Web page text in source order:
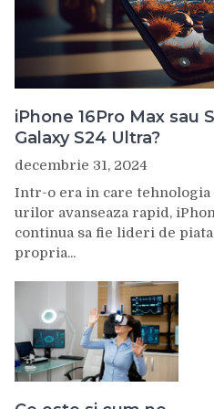
iPhone 16Pro Max sau
Galaxy S24 Ultra?
decembrie 31, 2024
Intr-o era in care
urilor avanseaza rapid,
continua sa fie lideri de
propria...